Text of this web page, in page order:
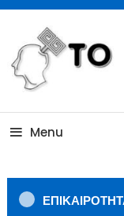
Skip
Content
Menu